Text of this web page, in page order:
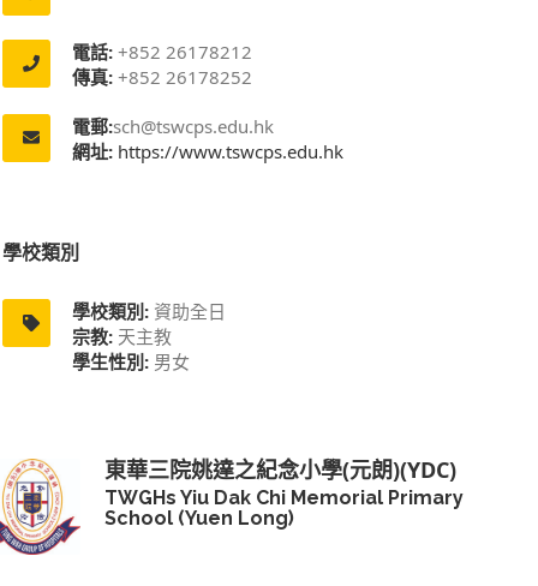
電話: +852 26178212
傳真: +852 26178252
電郵:sch@tswcps.edu.hk
網址: https://www.tswcps.edu.hk
學校類別
學校類別: 資助全日
宗教: 天主教
學生性別: 男女
東華三院姚達之紀念小學(元朗)(YDC)
TWGHs Yiu Dak Chi Memorial Primary
School (Yuen Long)